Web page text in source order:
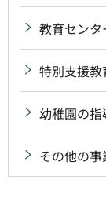
教育センタ
特別支援教
幼稚園の指
その他の